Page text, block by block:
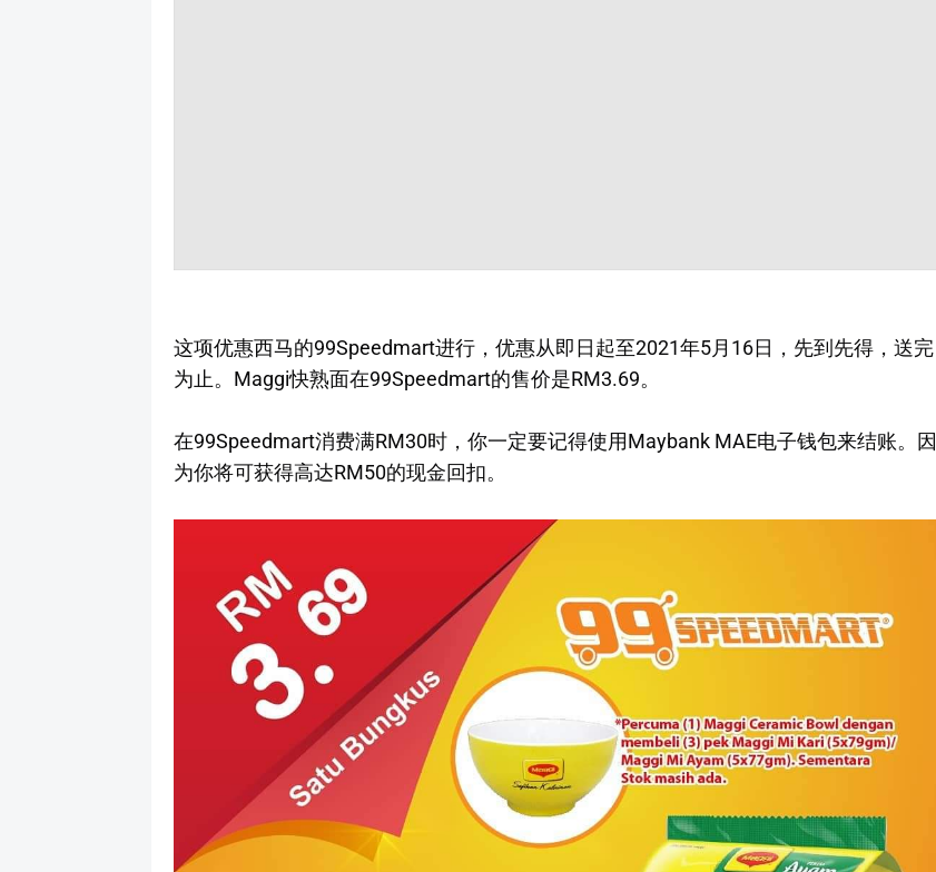
这项优惠西马的99Speedmart进行，优惠从即日起至2021年5月16日，先到先得，送完
为止。Maggi快熟面在99Speedmart的售价是RM3.69。
在99Speedmart消费满RM30时，你一定要记得使用Maybank MAE电子钱包来结账。因
为你将可获得高达RM50的现金回扣。